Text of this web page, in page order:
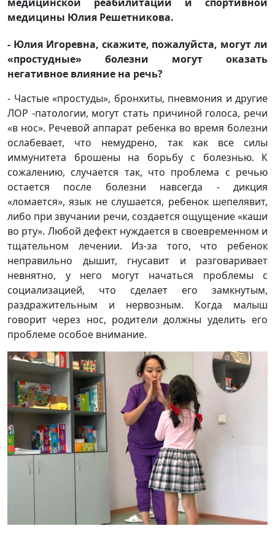
медицины Юлия Решетникова.
- Юлия Игоревна, скажите, пожалуйста, могут ли
«простудные» болезни могут оказать
негативное влияние на речь?
- Частые «простуды», бронхиты, пневмония и другие
ЛОР -патологии, могут стать причиной голоса, речи
«в нос». Речевой аппарат ребенка во время болезни
ослабевает, что немудрено, так как все силы
иммунитета брошены на борьбу с болезнью. К
сожалению, случается так, что проблема с речью
остается после болезни навсегда - дикция
«ломается», язык не слушается, ребенок шепелявит,
либо при звучании речи, создается ощущение «каши
во рту». Любой дефект нуждается в своевременном и
тщательном лечении. Из-за того, что ребенок
неправильно дышит, гнусавит и разговаривает
невнятно, у него могут начаться проблемы с
социализацией, что сделает его замкнутым,
раздражительным и нервозным. Когда малыш
говорит через нос, родители должны уделить его
проблеме особое внимание.